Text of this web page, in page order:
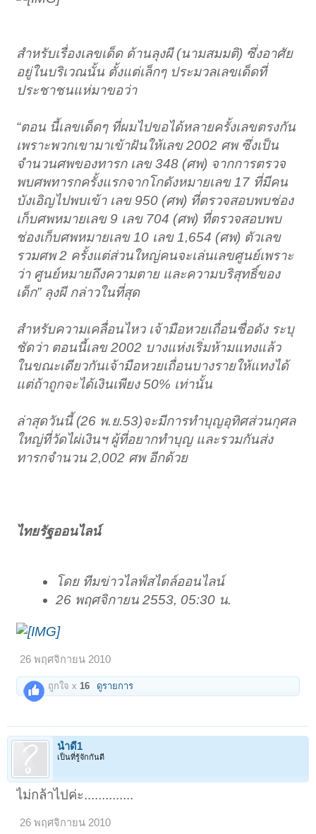
สำหรับเรื่องเลขเด็ด ด้านลุงผี (นามสมมติ) ซึ่งอาศัย
อยู่ในบริเวณนั้น ตั้งแต่เล็กๆ ประมวลเลขเด็ดที่
ประชาชนแห่มาขอว่า
“ตอน นี้เลขเด็ดๆ ที่ผมไปขอได้หลายครั้งเลขตรงกัน
เพราะพวกเขามาเข้าฝันให้เลข 2002 ศพ ซึ่งเป็น
จำนวนศพของทารก เลข 348 (ศพ) จากการตรวจ
พบศพทารกครั้งแรกจากโกดังหมายเลข 17 ที่มีคน
บังเอิญไปพบเข้า เลข 950 (ศพ) ที่ตรวจสอบพบช่อง
เก็บศพหมายเลข 9 เลข 704 (ศพ) ที่ตรวจสอบพบ
ช่องเก็บศพหมายเลข 10 เลข 1,654 (ศพ) ตัวเลข
รวมศพ 2 ครั้งแต่ส่วนใหญ่คนจะเล่นเลขศูนย์เพราะ
ว่า ศูนย์หมายถึงความตาย และความบริสุทธิ์ของ
เด็ก” ลุงผี กล่าวในที่สุด
สำหรับความเคลื่อนไหว เจ้ามือหวยเถื่อนชื่อดัง ระบุ
ชัดว่า ตอนนี้เลข 2002 บางแห่งเริ่มห้ามแทงแล้ว
ในขณะเดียวกันเจ้ามือหวยเถื่อนบางรายให้แทงได้
แต่ถ้าถูกจะได้เงินเพียง 50% เท่านั้น
ล่าสุดวันนี้ (26 พ.ย.53)จะมีการทำบุญอุทิศส่วนกุศล
ใหญ่ที่วัดไผ่เงินฯ ผู้ที่อยากทำบุญ และรวมกันส่ง
ทารกจำนวน 2,002 ศพ อีกด้วย
ไทยรัฐออนไลน์
โดย ทีมข่าวไลฟ์สไตล์ออนไลน์
26 พฤศจิกายน 2553, 05:30 น.
26 พฤศจิกายน 2010
ถูกใจ x 16 ดูรายการ
น้ำดี1
เป็นที่รู้จักกันดี
ไม่กล้าไปค่ะ..............
26 พฤศจิกายน 2010